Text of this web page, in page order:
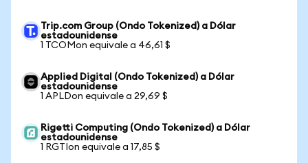
Trip.com Group (Ondo Tokenized) a Dólar
estadounidense
1 TCOMon equivale a 46,61 $
Applied Digital (Ondo Tokenized) a Dólar
estadounidense
1 APLDon equivale a 29,69 $
Rigetti Computing (Ondo Tokenized) a Dólar
estadounidense
1 RGTIon equivale a 17,85 $